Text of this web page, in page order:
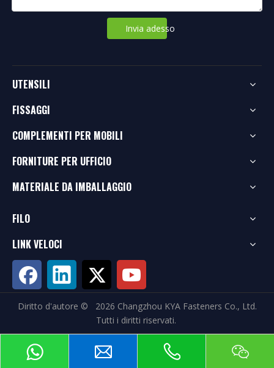
Invia adesso
UTENSILI
FISSAGGI
COMPLEMENTI PER MOBILI
FORNITURE PER UFFICIO
MATERIALE DA IMBALLAGGIO
FILO
LINK VELOCI
Diritto d'autore © 2026 Changzhou KYA Fasteners Co., Ltd.
Tutti i diritti riservati.